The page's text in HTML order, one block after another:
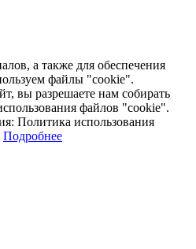
а также для обеспечения
файлы "cookie".
вы разрешаете нам собирать
файлов "cookie".
Политика использования
Подробнее